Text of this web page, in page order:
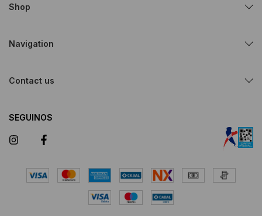
Shop
Navigation
Contact us
SEGUINOS